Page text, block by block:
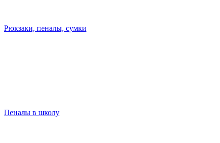
Рюкзаки, пеналы, сумки
Пеналы в школу